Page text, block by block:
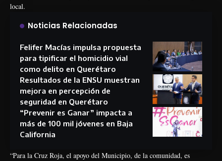
local.
Noticias Relacionadas
Felifer Macías impulsa propuesta
para tipificar el homicidio vial
como delito en Querétaro
Resultados de la ENSU muestran
mejora en percepción de
seguridad en Querétaro
“Prevenir es Ganar” impacta a
más de 100 mil jóvenes en Baja
California
“Para la Cruz Roja, el apoyo del Municipio, de la comunidad, es